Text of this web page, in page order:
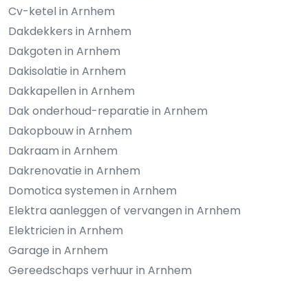
Cv-ketel in Arnhem
Dakdekkers in Arnhem
Dakgoten in Arnhem
Dakisolatie in Arnhem
Dakkapellen in Arnhem
Dak onderhoud-reparatie in Arnhem
Dakopbouw in Arnhem
Dakraam in Arnhem
Dakrenovatie in Arnhem
Domotica systemen in Arnhem
Elektra aanleggen of vervangen in Arnhem
Elektricien in Arnhem
Garage in Arnhem
Gereedschaps verhuur in Arnhem